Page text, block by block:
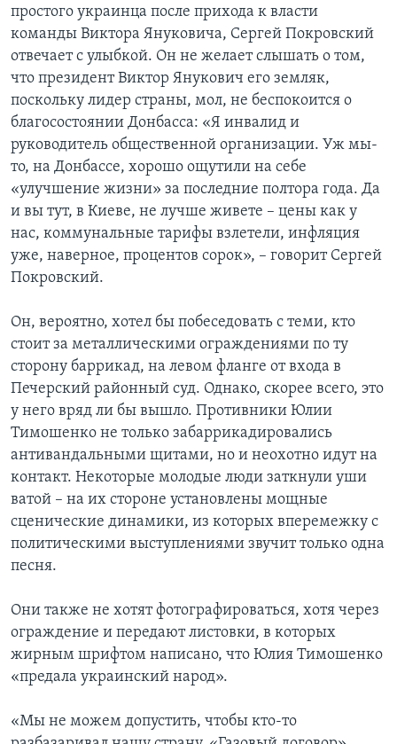
простого украинца после прихода к власти
команды Виктора Януковича, Сергей Покровский
отвечает с улыбкой. Он не желает слышать о том,
что президент Виктор Янукович его земляк,
поскольку лидер страны, мол, не беспокоится о
благосостоянии Донбасса: «Я инвалид и
руководитель общественной организации. Уж мы-
то, на Донбассе, хорошо ощутили на себе
«улучшение жизни» за последние полтора года. Да
и вы тут, в Киеве, не лучше живете – цены как у
нас, коммунальные тарифы взлетели, инфляция
уже, наверное, процентов сорок», – говорит Сергей
Покровский.
Он, вероятно, хотел бы побеседовать с теми, кто
стоит за металлическими ограждениями по ту
сторону баррикад, на левом фланге от входа в
Печерский районный суд. Однако, скорее всего, это
у него вряд ли бы вышло. Противники Юлии
Тимошенко не только забаррикадировались
антивандальными щитами, но и неохотно идут на
контакт. Некоторые молодые люди заткнули уши
ватой – на их стороне установлены мощные
сценические динамики, из которых вперемежку с
политическими выступлениями звучит только одна
песня.
Они также не хотят фотографироваться, хотя через
ограждение и передают листовки, в которых
жирным шрифтом написано, что Юлия Тимошенко
«предала украинский народ».
«Мы не можем допустить, чтобы кто-то